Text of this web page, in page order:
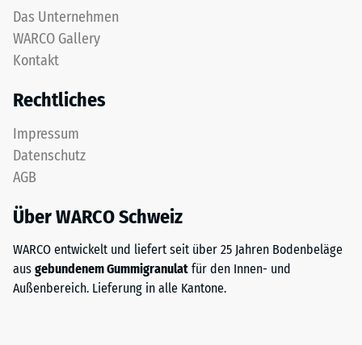
Das Unternehmen
WARCO Gallery
Kontakt
Rechtliches
Impressum
Datenschutz
AGB
Über WARCO Schweiz
WARCO entwickelt und liefert seit über 25 Jahren Bodenbeläge
aus gebundenem Gummigranulat für den Innen- und
Außenbereich. Lieferung in alle Kantone.